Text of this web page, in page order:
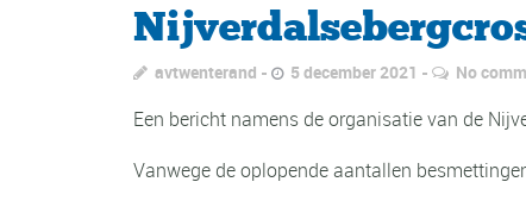
avtwenterand 5 december 2021 No
Een bericht namens de organisatie van de
Vanwege de oplopende aantallen